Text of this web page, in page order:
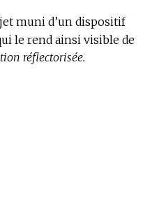
muni d’un dispositif
le rend ainsi visible de
réflectorisée.